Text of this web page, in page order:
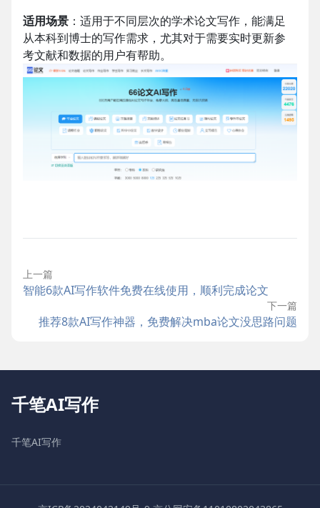
适用场景 ：适用于不同层次的学术论文写作，能满足
从本科到博士的写作需求，尤其对于需要实时更新参
考文献和数据的用户有帮助。
上一篇
智能6款AI写作软件免费在线使用，顺利完成论文
下一篇
推荐8款AI写作神器，免费解决mba论文没思路问题
千笔AI写作
千笔AI写作